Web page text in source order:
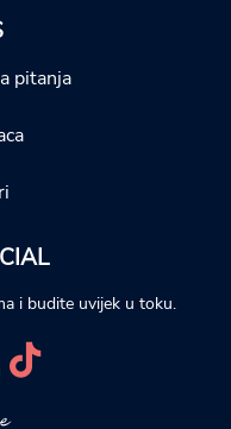
pitanja
i budite uvijek u toku.